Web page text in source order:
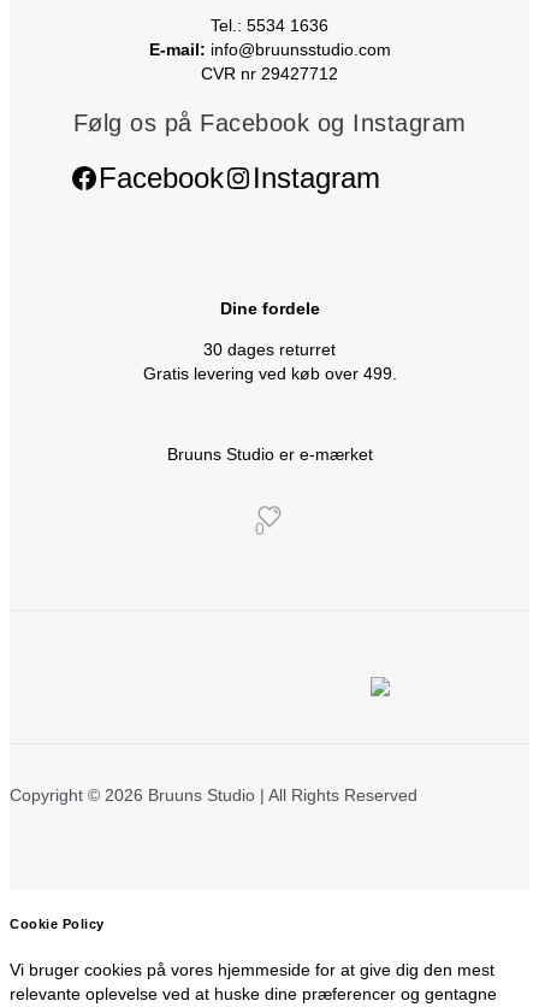
Tel.: 5534 1636
E-mail: info@bruunsstudio.com
CVR nr 29427712
Følg os på Facebook og Instagram
Facebook Instagram
Dine fordele
30 dages returret
Gratis levering ved køb over 499.
Bruuns Studio er e-mærket
0
Copyright © 2026 Bruuns Studio | All Rights Reserved
Cookie Policy
Vi bruger cookies på vores hjemmeside for at give dig den mest
relevante oplevelse ved at huske dine præferencer og gentagne